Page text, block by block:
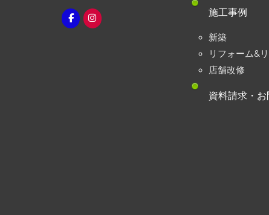
施工事例
新築
リフォーム&
店舗改修
資料請求・